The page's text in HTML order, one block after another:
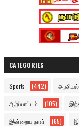
CATEGORIES
Sports (442) அரசியல்
ஆர்ப்பாட்டம் (105)
இன்றைய நாள் (65)